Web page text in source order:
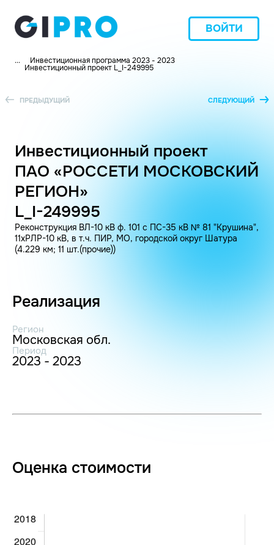
ВОЙТИ
... Инвестиционная программа 2023 - 2023
Инвестиционный проект L_I-249995
ПРЕДЫДУЩИЙ СЛЕДУЮЩИЙ
Инвестиционный проект
ПАО «РОССЕТИ МОСКОВСКИЙ
РЕГИОН»
L_I-249995
Реконструкция ВЛ-10 кВ ф. 101 с ПС-35 кВ № 81 "Крушина",
11хРЛР-10 кВ, в т.ч. ПИР, МО, городской округ Шатура
(4.229 км; 11 шт.(прочие))
Реализация
Регион
Московская обл.
Период
2023 - 2023
Оценка стоимости